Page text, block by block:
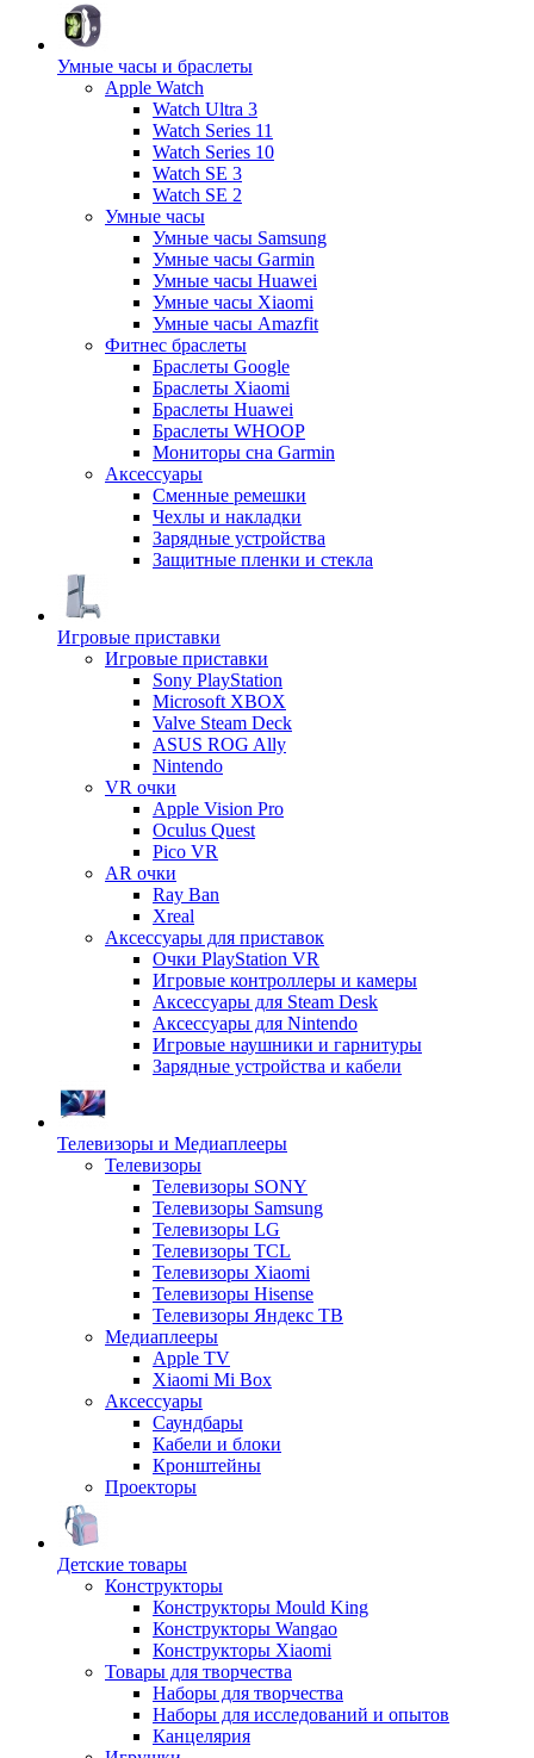
Умные часы и браслеты
Apple Watch
Watch Ultra 3
Watch Series 11
Watch Series 10
Watch SE 3
Watch SE 2
Умные часы
Умные часы Samsung
Умные часы Garmin
Умные часы Huawei
Умные часы Xiaomi
Умные часы Amazfit
Фитнес браслеты
Браслеты Google
Браслеты Xiaomi
Браслеты Huawei
Браслеты WHOOP
Мониторы сна Garmin
Аксессуары
Сменные ремешки
Чехлы и накладки
Зарядные устройства
Защитные пленки и стекла
Игровые приставки
Игровые приставки
Sony PlayStation
Microsoft XBOX
Valve Steam Deck
ASUS ROG Ally
Nintendo
VR очки
Apple Vision Pro
Oculus Quest
Pico VR
AR очки
Ray Ban
Xreal
Аксессуары для приставок
Очки PlayStation VR
Игровые контроллеры и камеры
Аксессуары для Steam Desk
Аксессуары для Nintendo
Игровые наушники и гарнитуры
Зарядные устройства и кабели
Телевизоры и Медиаплееры
Телевизоры
Телевизоры SONY
Телевизоры Samsung
Телевизоры LG
Телевизоры TCL
Телевизоры Xiaomi
Телевизоры Hisense
Телевизоры Яндекс ТВ
Медиаплееры
Apple TV
Xiaomi Mi Box
Аксессуары
Саундбары
Кабели и блоки
Кронштейны
Проекторы
Детские товары
Конструкторы
Конструкторы Mould King
Конструкторы Wangao
Конструкторы Xiaomi
Товары для творчества
Наборы для творчества
Наборы для исследований и опытов
Канцелярия